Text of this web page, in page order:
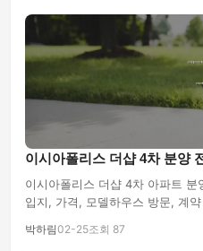
이시아폴리스 더샵 4차 분양
이시아폴리스 더샵 4차 아파트
입지, 가격, 모델하우스 방문, 계
박하림02-25조회 87